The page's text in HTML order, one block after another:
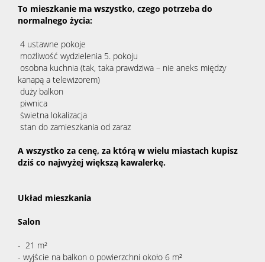
To mieszkanie ma wszystko, czego potrzeba do
normalnego życia:
4 ustawne pokoje
możliwość wydzielenia 5. pokoju
osobna kuchnia (tak, taka prawdziwa – nie aneks między
kanapą a telewizorem)
duży balkon
piwnica
świetna lokalizacja
stan do zamieszkania od zaraz
A wszystko za cenę, za którą w wielu miastach kupisz
dziś co najwyżej większą kawalerkę.
Układ mieszkania
Salon
- 21 m²
- wyjście na balkon o powierzchni około 6 m²